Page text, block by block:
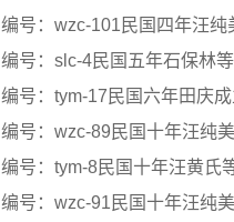
编号：wzc-101民国四年汪纯美等立
编号：slc-4民国五年石保林等立卖
编号：tym-17民国六年田庆成立卖
编号：wzc-89民国十年汪纯美等立
编号：tym-8民国十年汪黄氏等立出
编号：wzc-91民国十年汪纯美立卖